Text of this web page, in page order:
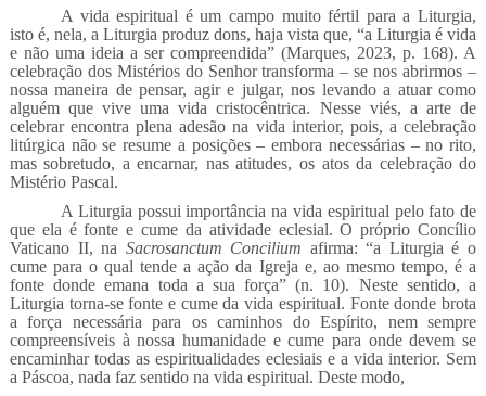
A vida espiritual é um campo muito fértil para a Liturgia,
isto é, nela, a Liturgia produz dons, haja vista que, “a Liturgia é vida
e não uma ideia a ser compreendida” (Marques, 2023, p. 168). A
celebração dos Mistérios do Senhor transforma – se nos abrirmos –
nossa maneira de pensar, agir e julgar, nos levando a atuar como
alguém que vive uma vida cristocêntrica. Nesse viés, a arte de
celebrar encontra plena adesão na vida interior, pois, a celebração
litúrgica não se resume a posições – embora necessárias – no rito,
mas sobretudo, a encarnar, nas atitudes, os atos da celebração do
Mistério Pascal.
A Liturgia possui importância na vida espiritual pelo fato de
que ela é fonte e cume da atividade eclesial. O próprio Concílio
Vaticano II, na Sacrosanctum Concilium afirma: “a Liturgia é o
cume para o qual tende a ação da Igreja e, ao mesmo tempo, é a
fonte donde emana toda a sua força” (n. 10). Neste sentido, a
Liturgia torna-se fonte e cume da vida espiritual. Fonte donde brota
a força necessária para os caminhos do Espírito, nem sempre
compreensíveis à nossa humanidade e cume para onde devem se
encaminhar todas as espiritualidades eclesiais e a vida interior. Sem
a Páscoa, nada faz sentido na vida espiritual. Deste modo,